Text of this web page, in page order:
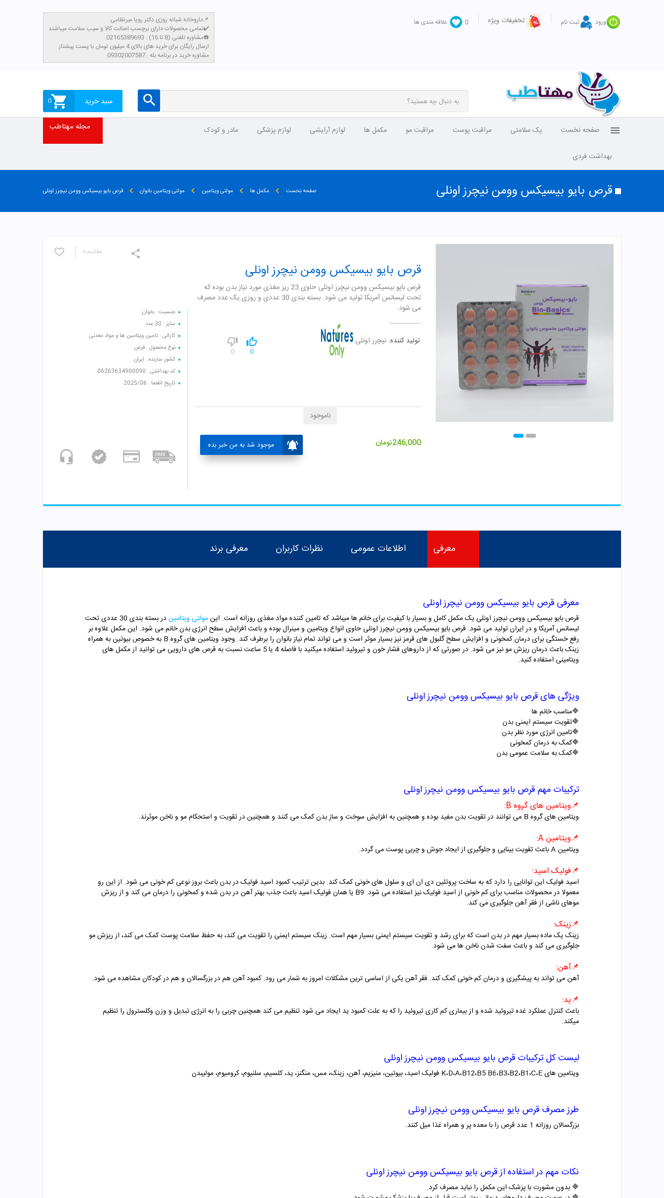
ورود ثبت نام تخفیفات ویژه 0 علاقه مندی ها
داروخانه شبانه روزی دکتر رویا میرنظامی📌
تمامی محصولات دارای برچسب اصالت کالا و سیب سلامت میباشند✔️
مشاوره تلفنی (8 تا 16) : 02165389693☎️
​ارسال رایگان برای خرید های بالای 4 میلیون تومان با پست پیشتاز
مشاوره خرید در برنامه بله : 09302007587
سبد خرید 0
صفحه نخست پک سلامتی مراقبت پوست مراقبت مو مکمل ها لوازم آرایشی لوازم پزشکی مادر و کودک
بهداشت فردی
مجله مهتاطب
قرص بایو بیسیکس وومن نیچرز اونلی صفحه نخست مکمل ها مولتی ویتامین مولتی ویتامین بانوان قرص بایو بیسیکس وومن نیچرز اونلی
مقایسـه
جنسیت : بانوان
سایز : 30 عدد
کارائی : تامین ویتامین ها و مواد معدنی
نوع محصول : قرص
کشور سازنده : ایران
کد بهداشتی : 06263634900090
تاریخ انقضا : 2025/06
قرص بایو بیسیکس وومن نیچرز اونلی
قرص بایو بیسیکس وومن نیچرز اونلی حاوی 23 ریز مغذی مورد نیاز بدن بوده که
تحت لیسانس آمریکا تولید می شود. بسته بندی 30 عددی و روزی یک عدد مصرف
می شود.
تولید کننده: نیچرز اونلی
0
0
246,000تومان موجود شد به من خبر بده
ناموجود
معرفی اطلاعات عمومی نظرات کاربران معرفی برند
معرفی قرص بایو بیسیکس وومن نیچرز اونلی
قرص بایو بیسیکس وومن نیچرز اونلی یک مکمل کامل و بسیار با کیفیت برای خانم ها میباشد که تامین کننده مواد مغذی روزانه است. اینمولتی ویتامین
در بسته بندی 30 عددی تحت
لیسانس آمریکا و در ایران تولید می شود. قرص بایو بیسیکس وومن نیچرز اونلی حاوی انواع ویتامین و مینرال بوده و باعث افزایش سطح انرژی بدن خانم می شود. این مکمل علاوه بر
رفع خستگی برای درمان کمخونی و افزایش سطح گلبول های قرمز نیز بسیار موثر است و می تواند تمام نیاز بانوان را برطرف کند. وجود ویتامین های گروه B به خصوص بیوتین به همراه
زینک باعث درمان ریزش مو نیز می شود. در صورتی که از داروهای فشار خون و تیروئید استفاده میکنید با فاصله 4 یا 5 ساعت نسبت به قرص های دارویی می توانید از مکمل های
ویتامینی استفاده کنید.
ویژگی های قرص بایو بیسیکس وومن نیچرز اونلی
🔷مناسب خانم ها
🔷تقویت سیستم ایمنی بدن
🔷تامین انرژی مورد نظر بدن
🔷کمک به درمان کمخونی
🔷کمک به سلامت عمومی بدن
ترکیبات مهم قرص بایو بیسیکس وومن نیچرز اونلی
📌ویتامین های گروه B
:
ویتامین های گروه B می توانند در تقویت بدن مفید بوده و همچنین به افزایش سوخت و ساز بدن کمک می کنند و همچنین در تقویت و استحکام مو و ناخن موثرند.
📌ویتامینA
:
ویتامینAباعث تقویت بینایی و جلوگیری از ایجاد جوش و چربی پوست می گردد.
📌فولیک اسید:
اسید فولیک این توانایی را دارد که به ساخت پروتئین دی ان ای و سلول های خونی کمک کند. بدین ترتیب کمبود اسید فولیک در بدن باعث بروز نوعی کم خونی می شود. از این رو
معمولا در محصولات مناسب برای کم خونی از اسید فولیک نیز استفاده می شود. B9 یا همان فولیک اسید باعث جذب بهتر آهن در بدن شده و کمخونی را درمان می کند و از ریزش
موهای ناشی از فقر آهن جلوگیری می کند.
📌زینک:
زینک یک ماده بسیار مهم در بدن است که برای رشد و تقویت سیستم ایمنی بسیار مهم است. زینک سیستم ایمنی را تقویت می کند، به حفظ سلامت پوست کمک می کند، از ریزش مو
جلوگیری می کند و باعث سفت شدن ناخن ها می شود.
📌آهن:
آهن می تواند به پیشگیری و درمان کم خونی کمک کند. فقر آهن یکی از اساسی ترین مشکلات امروز به شمار می رود. کمبود آهن هم در بزرگسالان و هم در کودکان مشاهده می شود.
📌ید:
باعث کنترل عملکرد غده تیروئید شده و از بیماری کم کاری تیروئید را که به علت کمبود ید ایجاد می شود تنظیم می کند.همچنین چربی را به انرژی تبدیل و وزن وکلسترول را تنظیم
میکند.
لیست کل ترکیبات قرص بایو بیسیکس وومن نیچرز اونلی
ویتامین هایE،C،B1،B2،B3،B5 B6،B12،A،K،D فولیک اسید، بیوتین، منیزیم، آهن، زینک، مس، منگنز، ید، کلسیم، سلنیوم، کرومیوم، مولیبدن
طرز مصرف قرص بایو بیسیکس وومن نیچرز اونلی
بزرگسالان روزانه 1 عدد قرص را با معده پر و همراه غذا میل کنند.
نکات مهم در استفاده از قرص بایو بیسیکس وومن نیچرز اونلی
🔷 بدون مشورت با پزشک این مکمل را نباید مصرف کرد.